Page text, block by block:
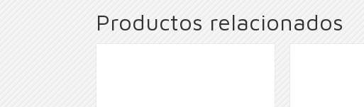
Productos relacionados